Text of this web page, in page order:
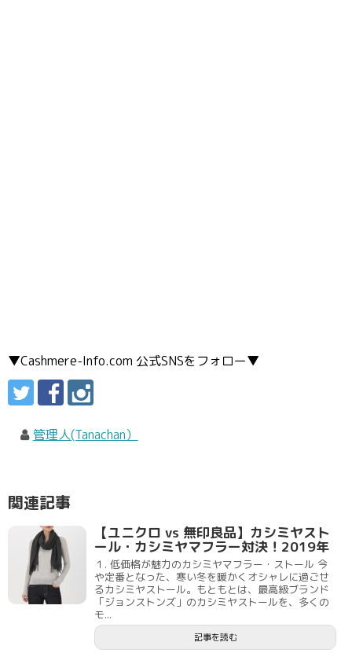
▼Cashmere-Info.com 公式SNSをフォロー▼
管理人(Tanachan）
関連記事
【ユニクロ vs 無印良品】カシミヤスト
ール・カシミヤマフラー対決！2019年
１. 低価格が魅力のカシミヤマフラー・ストール 今
や定番となった、寒い冬を暖かくオシャレに過ごせ
るカシミヤストール。もともとは、最高級ブランド
「ジョンストンズ」のカシミヤストールを、多くの
モ...
記事を読む